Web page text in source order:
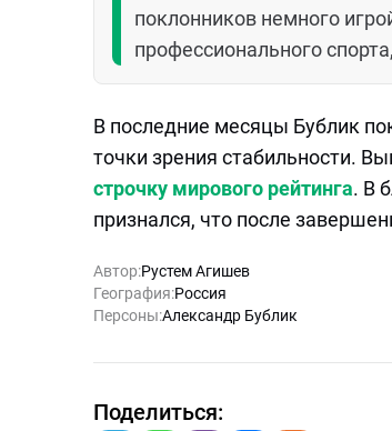
поклонников немного
профессионального
В последние месяцы Бублик
точки зрения стабильности.
строчку мирового рейтинга. В
признался, что после
Автор:Рустем Агишев
География:Россия
Персоны:Александр Бублик
Поделиться: